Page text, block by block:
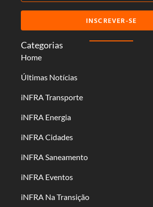
Categorias
Home
Últimas Notícias
iNFRA Transporte
iNFRA Energia
iNFRA Cidades
iNFRA Saneamento
iNFRA Eventos
iNFRA Na Transição
INSCREVER-SE